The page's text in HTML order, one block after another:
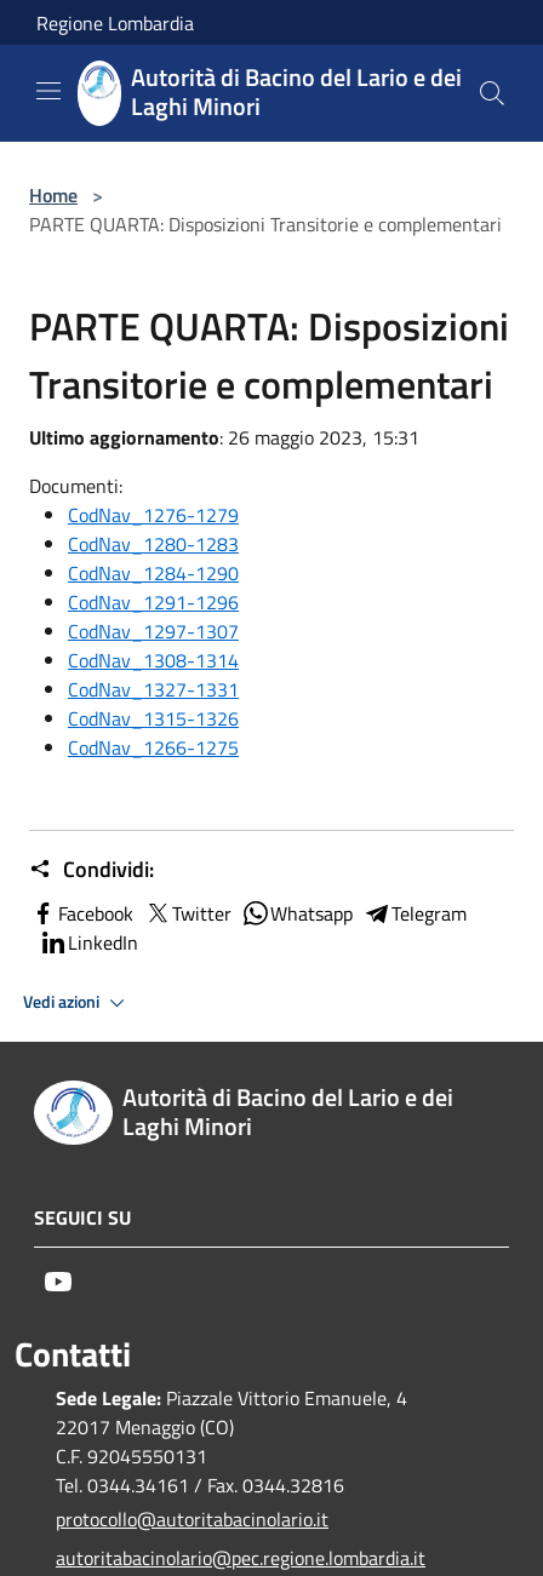
Salta al contenuto principale
Regione Lombardia
Autorità di Bacino del Lario e dei
Laghi Minori
Home >
PARTE QUARTA: Disposizioni Transitorie e complementari
PARTE QUARTA: Disposizioni
Transitorie e complementari
Ultimo aggiornamento: 26 maggio 2023, 15:31
Documenti:
CodNav_1276-1279
CodNav_1280-1283
CodNav_1284-1290
CodNav_1291-1296
CodNav_1297-1307
CodNav_1308-1314
CodNav_1327-1331
CodNav_1315-1326
CodNav_1266-1275
Condividi:
Facebook Twitter Whatsapp
Telegram
LinkedIn
Vedi azioni
Autorità di Bacino del Lario e dei
Laghi Minori
SEGUICI SU
Contatti
Sede Legale: Piazzale Vittorio Emanuele, 4
22017 Menaggio (CO)
C.F. 92045550131
Tel. 0344.34161 / Fax. 0344.32816
protocollo@autoritabacinolario.it
autoritabacinolario@pec.regione.lombardia.it